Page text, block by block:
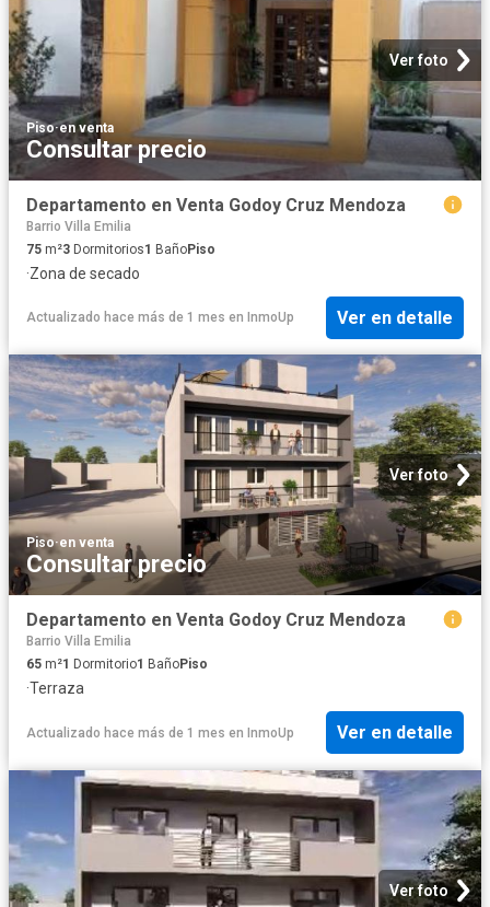
Ver foto
Piso·en venta
Consultar precio
Departamento en Venta Godoy Cruz Mendoza
Barrio Villa Emilia
75 m²3 Dormitorios1 BañoPiso
·Zona de secado
Actualizado hace más de 1 mes en InmoUp Ver en detalle
Ver foto
Piso·en venta
Consultar precio
Departamento en Venta Godoy Cruz Mendoza
Barrio Villa Emilia
65 m²1 Dormitorio1 BañoPiso
·Terraza
Actualizado hace más de 1 mes en InmoUp Ver en detalle
Ver foto